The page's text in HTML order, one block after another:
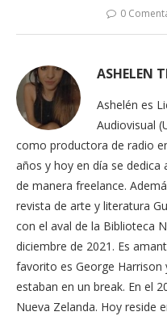
0
ASHELEN
Ashelén es
Audiovisual
como productora de radio
años y hoy en día se dedica
de manera freelance.
revista de arte y literatura
con el aval de la Biblioteca
diciembre de 2021. Es
favorito es George Harrison
estaban en un break. En el
Nueva Zelanda. Hoy reside